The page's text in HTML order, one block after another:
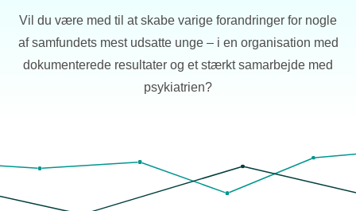
Vil du være med til at skabe varige forandringer for nogle
af samfundets mest udsatte unge – i en organisation med
dokumenterede resultater og et stærkt samarbejde med
psykiatrien?